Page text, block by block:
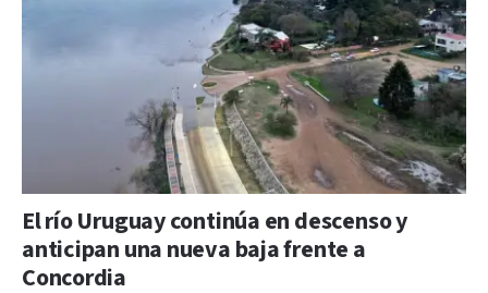
El río Uruguay continúa en descenso y
anticipan una nueva baja frente a
Concordia